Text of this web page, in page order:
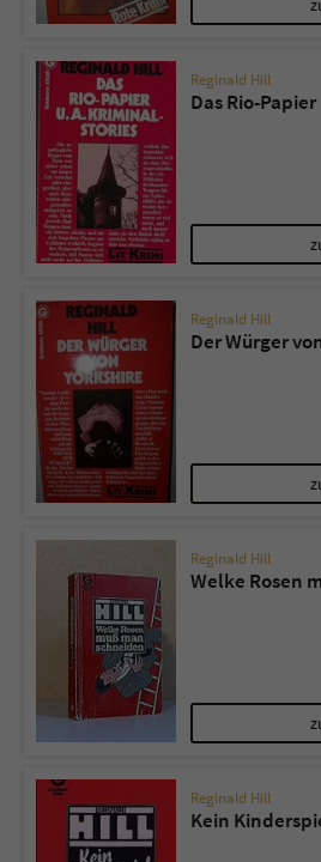
Reginald Hill
Das Rio-Papier
Reginald Hill
Der Würger
Reginald Hill
Welke Rosen
Reginald Hill
Kein